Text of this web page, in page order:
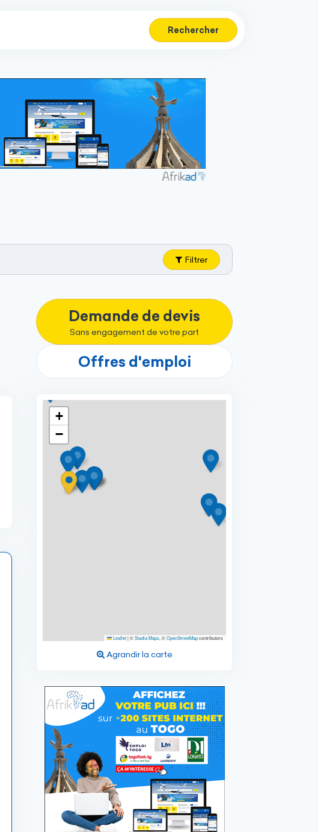
Rechercher
Filtrer
Demande de devis
Sans engagement de votre part
Offres d'emploi
+
−
Leaflet|©Stadia Maps, ©OpenStreetMapcontributors
Agrandir la carte